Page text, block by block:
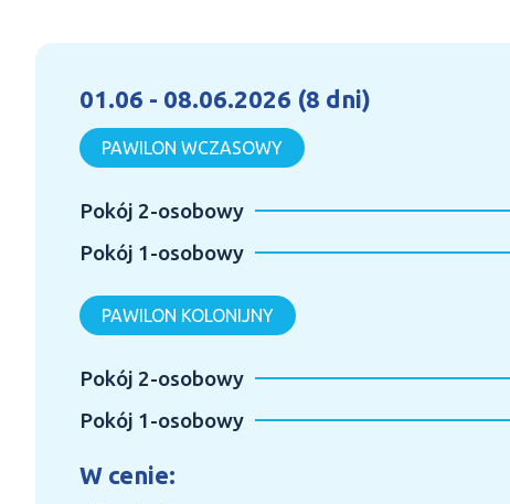
01.06 - 08.06.2026 (8 dni)
PAWILON WCZASOWY
Pokój 2-osobowy
Pokój 1-osobowy
PAWILON KOLONIJNY
Pokój 2-osobowy
Pokój 1-osobowy
W cenie: